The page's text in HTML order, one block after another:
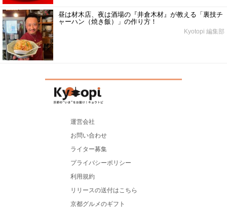
昼は材木店、夜は酒場の『井倉木材』が教える「裏技チ
ャーハン（焼き飯）」の作り方！
Kyotopi 編集部
運営会社
お問い合わせ
ライター募集
プライバシーポリシー
利用規約
リリースの送付はこちら
京都グルメのギフト